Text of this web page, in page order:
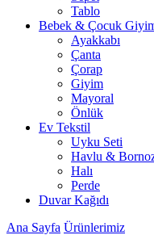
Tablo
Bebek & Çocuk
Ayakkabı
Çanta
Çorap
Giyim
Mayoral
Önlük
Ev Tekstil
Uyku Seti
Havlu &
Halı
Perde
Duvar Kağıdı
Ana Sayfa Ürünlerimiz